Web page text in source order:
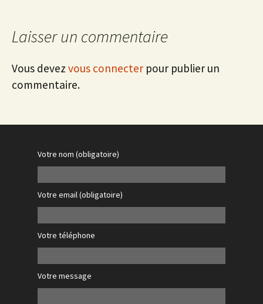
articles
Laisser un commentaire
Vous devez vous connecter pour publier un
commentaire.
Votre nom (obligatoire)
Votre email (obligatoire)
Votre téléphone
Votre message